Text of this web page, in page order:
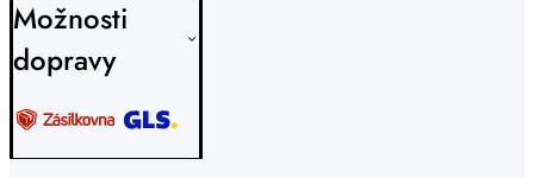
Možnosti
dopravy